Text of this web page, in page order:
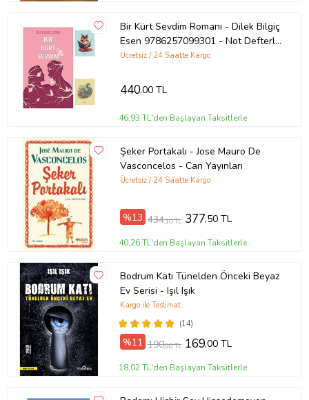
Bir Kürt Sevdim Romanı - Dilek Bilgiç
Esen 9786257099301 - Not Defterli
Seti (Renksiz)
Ücretsiz / 24 Saatte Kargo
440,00 TL
46,93 TL'den Başlayan Taksitlerle
Şeker Portakalı - Jose Mauro De
Vasconcelos - Can Yayınları
Ücretsiz / 24 Saatte Kargo
%13 434,10 TL 377,50 TL
40,26 TL'den Başlayan Taksitlerle
Bodrum Katı Tünelden Önceki Beyaz
Ev Serisi - Işıl Işık
(14)
Kargo ile Teslimat
%11 190,00 TL 169,00 TL
18,02 TL'den Başlayan Taksitlerle